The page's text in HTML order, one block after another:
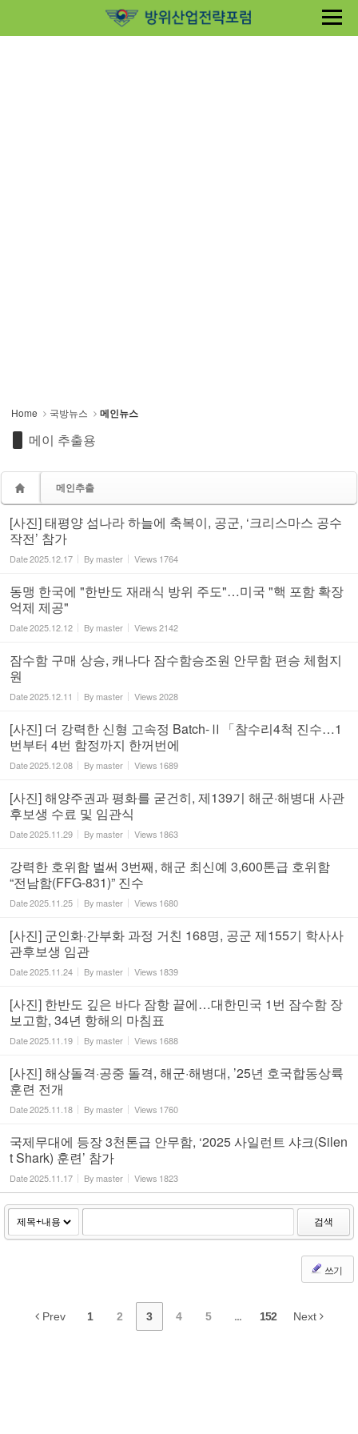
Home 국방뉴스 메인뉴스
메이 추출용
메인추출
[사진] 태평양 섬나라 하늘에 축복이, 공군, ‘크리스마스 공수
작전’ 참가
Date2025.12.17 Bymaster Views 1764
동맹 한국에 "한반도 재래식 방위 주도"…미국 "핵 포함 확장
억제 제공"
Date2025.12.12 Bymaster Views2142
잠수함 구매 상승, 캐나다 잠수함승조원 안무함 편승 체험지
원
Date2025.12.11 Bymaster Views2028
[사진] 더 강력한 신형 고속정 Batch-Ⅱ「참수리4척 진수…1
번부터 4번 함정까지 한꺼번에
Date2025.12.08 Bymaster Views 1689
[사진] 해양주권과 평화를 굳건히, 제139기 해군·해병대 사관
후보생 수료 및 임관식
Date2025.11.29 Bymaster Views 1863
강력한 호위함 벌써 3번째, 해군 최신예 3,600톤급 호위함
“전남함(FFG-831)” 진수
Date2025.11.25 Bymaster Views 1680
[사진] 군인화·간부화 과정 거친 168명, 공군 제155기 학사사
관후보생 임관
Date2025.11.24 Bymaster Views 1839
[사진] 한반도 깊은 바다 잠항 끝에…대한민국 1번 잠수함 장
보고함, 34년 항해의 마침표
Date2025.11.19 Bymaster Views 1688
[사진] 해상돌격·공중 돌격, 해군·해병대, ’25년 호국합동상륙
훈련 전개
Date2025.11.18 Bymaster Views 1760
국제무대에 등장 3천톤급 안무함, ‘2025 사일런트 샤크(Silen
t Shark) 훈련’ 참가
Date2025.11.17 Bymaster Views 1823
검색
쓰기
Prev 1 2 3 4 5 ... 152 Next